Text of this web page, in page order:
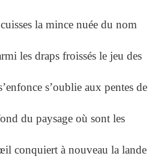
la mince nuée du nom
les draps froissés le jeu des
s’oublie aux pentes de
du paysage où sont les
conquiert à nouveau la lande